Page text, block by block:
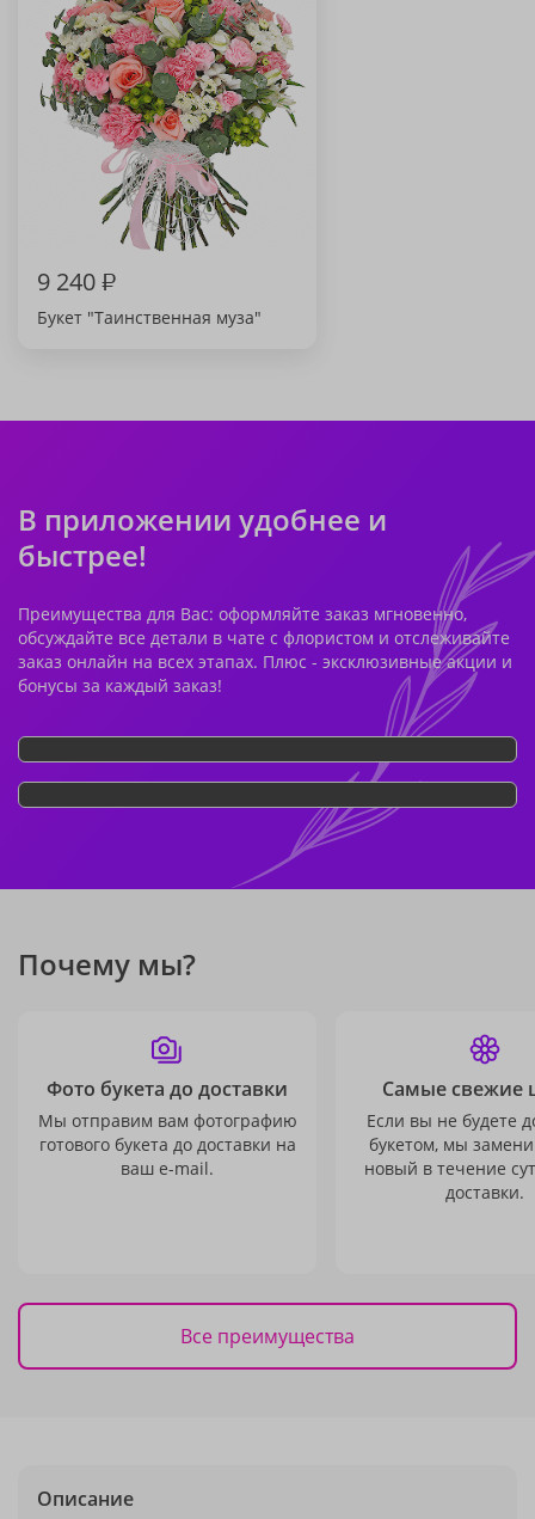
9 240₽
Букет "Таинственная муза"
В приложении удобнее и
быстрее!
Преимущества для Вас: оформляйте заказ мгновенно,
обсуждайте все детали в чате с флористом и отслеживайте
заказ онлайн на всех этапах. Плюс - эксклюзивные акции и
бонусы за каждый заказ!
Почему мы?
Фото букета до доставки
Мы отправим вам фотографию
готового букета до доставки на
ваш e-mail.
Самые свежие
Если вы не будете
букетом, мы
новый в течение
доставки.
Все преимущества
Описание